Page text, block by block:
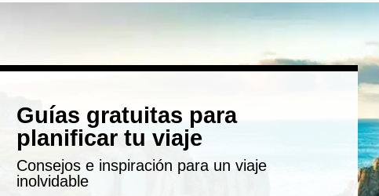
Guías gratuitas para
planificar tu viaje
Consejos e inspiración para un viaje
inolvidable